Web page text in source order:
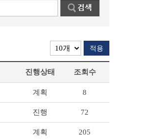
적용
진행상태 조회수
계획 8
진행 72
계획 205